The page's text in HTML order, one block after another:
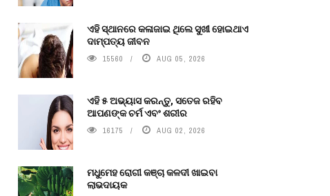
ଏହି ସ୍ଥାନରେ କଳାଜାଇ ଥିଲେ ସୁଖୀ ହୋଇଥାଏ
ଦାମ୍ପତ୍ୟ ଜୀବନ
15560 AUG 05, 2026
ଏହି ୫ ଅଭ୍ୟାସ କରନ୍ତୁ, ସତେଜ ରହିବ
ଆପଣଙ୍କ ଚର୍ମ ଏବଂ ଶରୀର
16175 AUG 02, 2026
ମଧୁମେହ ରୋଗୀ କଞ୍ଚା କଳଦୀ ଖାଇବା
ଲାଭଦାୟକ